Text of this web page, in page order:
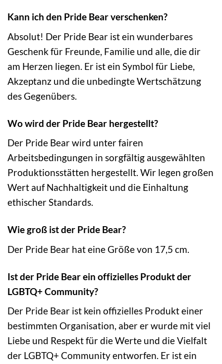
Kann ich den Pride Bear verschenken?
Absolut! Der Pride Bear ist ein wunderbares
Geschenk für Freunde, Familie und alle, die dir
am Herzen liegen. Er ist ein Symbol für Liebe,
Akzeptanz und die unbedingte Wertschätzung
des Gegenübers.
Wo wird der Pride Bear hergestellt?
Der Pride Bear wird unter fairen
Arbeitsbedingungen in sorgfältig ausgewählten
Produktionsstätten hergestellt. Wir legen großen
Wert auf Nachhaltigkeit und die Einhaltung
ethischer Standards.
Wie groß ist der Pride Bear?
Der Pride Bear hat eine Größe von 17,5 cm.
Ist der Pride Bear ein offizielles Produkt der
LGBTQ+ Community?
Der Pride Bear ist kein offizielles Produkt einer
bestimmten Organisation, aber er wurde mit viel
Liebe und Respekt für die Werte und die Vielfalt
der LGBTQ+ Community entworfen. Er ist ein